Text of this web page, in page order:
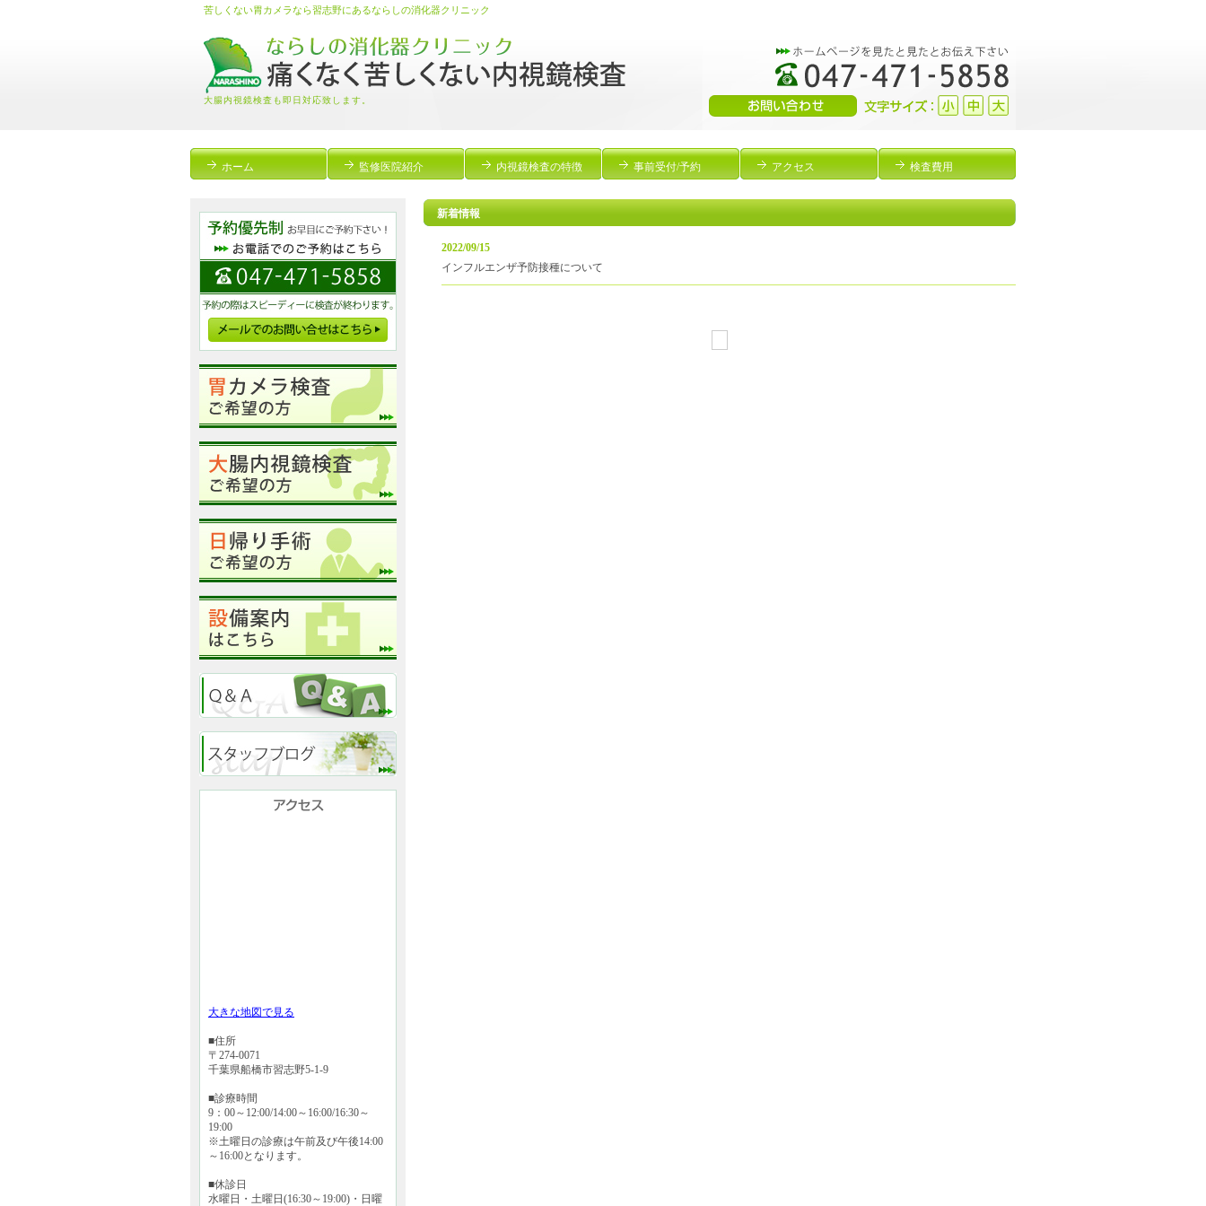
苦しくない胃カメラなら習志野にあるならしの消化器クリニック
大腸内視鏡検査も即日対応致します。
ホーム 監修医院紹介 内視鏡検査の特徴 事前受付/予約 アクセス 検査費用
新着情報
2022/09/15
インフルエンザ予防接種について
大きな地図で見る
■住所
〒274-0071
千葉県船橋市習志野5-1-9
■診療時間
9：00～12:00/14:00～16:00/16:30～
19:00
※土曜日の診療は午前及び午後14:00
～16:00となります。
■休診日
水曜日・土曜日(16:30～19:00)・日曜